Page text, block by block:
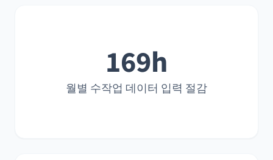
169h
월별 수작업 데이터 입력 절감